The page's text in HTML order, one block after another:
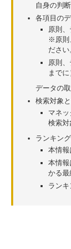
自身の判
各項目の
原則
※原則
ださい
原則
まで
データの
検索対象
マネ
検索
ランキン
本情
本情
かる
ラン